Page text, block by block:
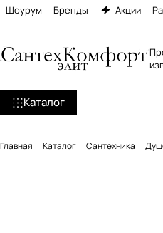
Шоурум Бренды Акции
Каталог
Главная Каталог Сантехника